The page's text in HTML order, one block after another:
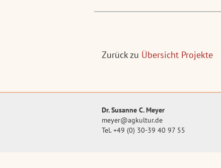
Zurück zu Übersicht Projekte
Dr. Susanne C. Meyer
meyer@agkultur.de
Tel. +49 (0) 30-39 40 97 55